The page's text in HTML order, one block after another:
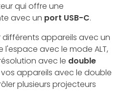
qui offre une
avec un port USB-C.
appareils avec un
l'espace avec le mode ALT,
avec le double
appareils avec le double
plusieurs projecteurs